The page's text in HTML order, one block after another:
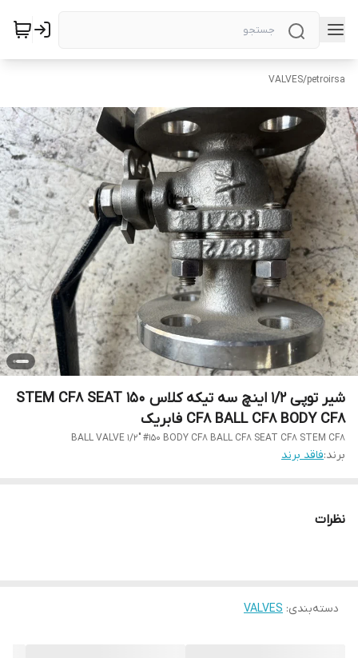
petroirsa
/
VALVES
شیر توپی 1/2 اینچ سه تیکه کلاس 150 STEM CF8 SEAT
CF8 BALL CF8 BODY CF8 فابریک
BALL VALVE 1/2" #150 BODY CF8 BALL CF8 SEAT CF8 STEM CF8
برند:فاقد برند
نظرات
دسته‌بندی:
VALVES